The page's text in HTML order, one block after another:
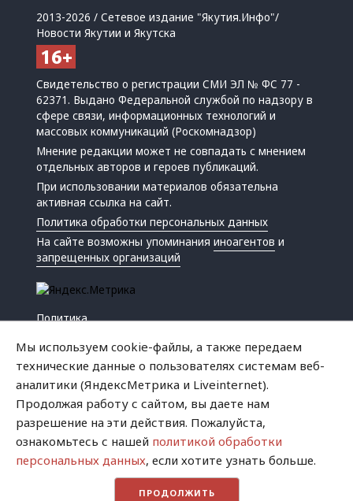
2013-2026 / Сетевое издание "Якутия.Инфо"/
Новости Якутии и Якутска
Свидетельство о регистрации СМИ ЭЛ № ФС 77 -
62371. Выдано Федеральной службой по надзору в
сфере связи, информационных технологий и
массовых коммуникаций (Роскомнадзор)
Мнение редакции может не совпадать с мнением
отдельных авторов и героев публикаций.
При использовании материалов обязательна
активная ссылка на сайт.
Политика обработки персональных данных
На сайте возможны упоминанияиноагентов и
запрещенных организаций
Политика
Криминал
Успех
Хватит это терпеть
Мы используем cookie-файлы, а также передаем
технические данные о пользователях системам веб-
аналитики (ЯндексМетрика и Liveinternet).
Продолжая работу с сайтом, вы даете нам
разрешение на эти действия. Пожалуйста,
ознакомьтесь с нашей политикой обработки
персональных данных, если хотите узнать больше.
ПРОДОЛЖИТЬ